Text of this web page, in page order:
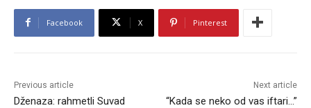
Facebook X Pinterest
Previous article
Dženaza: rahmetli Suvad
Next article
“Kada se neko od vas iftari…”